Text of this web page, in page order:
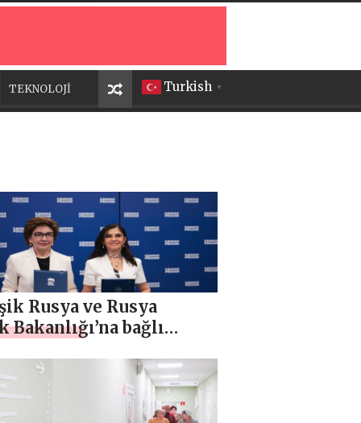
Turkish ▼
TEKNOLOJİ
Rusya ve Rusya
Bakanlığı’na bağlı
Sağlıklı Uzun Ömür
projesini